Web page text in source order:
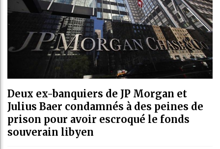
Ceuta :
Deux ex-banquiers de JP Morgan et
Julius Baer condamnés à des peines de
prison pour avoir escroqué le fonds
souverain libyen